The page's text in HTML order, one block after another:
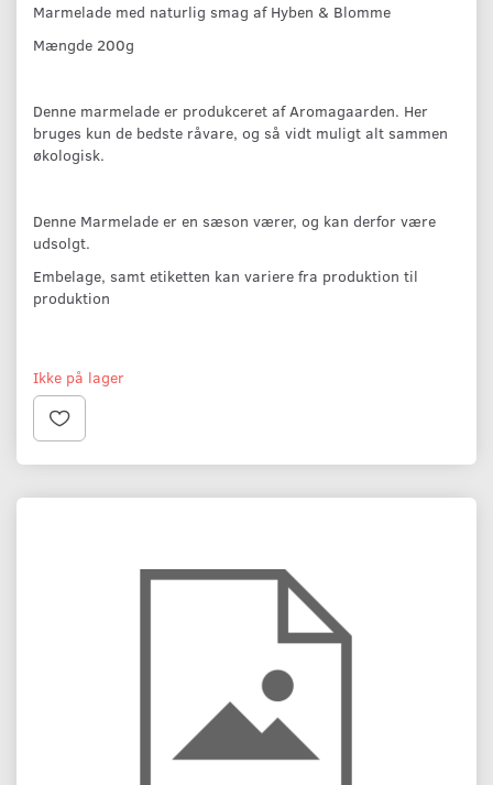
Marmelade med naturlig smag af Hyben & Blomme
Mængde 200g
Denne marmelade er produkceret af Aromagaarden. Her
bruges kun de bedste råvare, og så vidt muligt alt sammen
økologisk.
Denne Marmelade er en sæson værer, og kan derfor være
udsolgt.
Embelage, samt etiketten kan variere fra produktion til
produktion
Ikke på lager